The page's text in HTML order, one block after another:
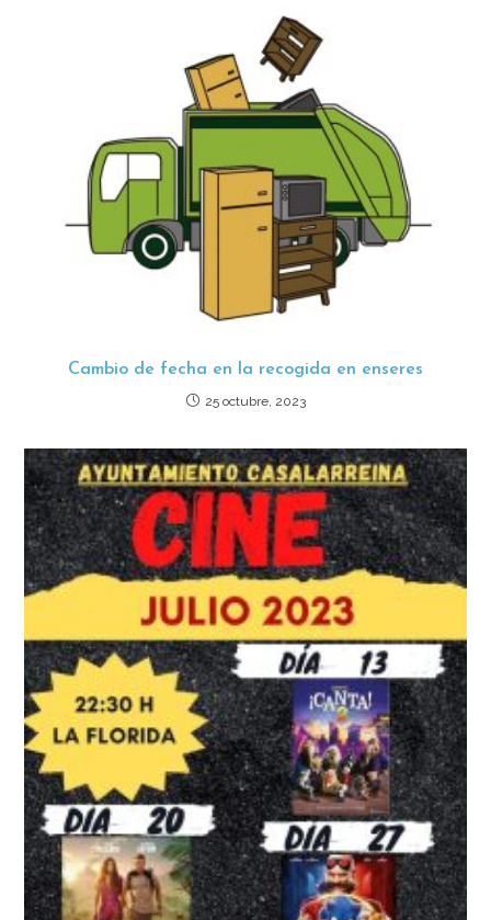
Cambio de fecha en la recogida en enseres
25 octubre, 2023